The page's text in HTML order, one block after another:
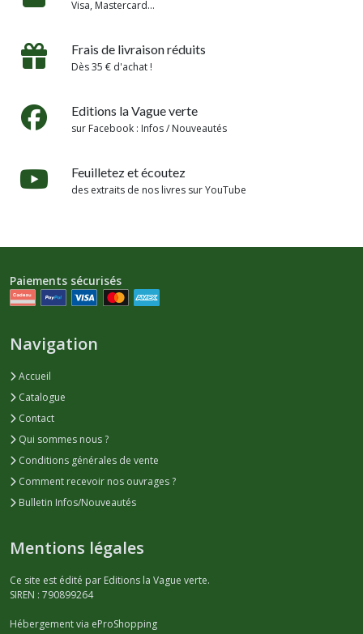
Visa, Mastercard...
Frais de livraison réduits
Dès 35 € d'achat !
Editions la Vague verte
sur Facebook : Infos / Nouveautés
Feuilletez et écoutez
des extraits de nos livres sur YouTube
Paiements sécurisés
Navigation
Accueil
Catalogue
Contact
Qui sommes nous ?
Conditions générales de vente
Comment recevoir nos ouvrages ?
Bulletin Infos/Nouveautés
Mentions légales
Ce site est édité par Editions la Vague verte.
SIREN : 790899264
Hébergement via eProShopping